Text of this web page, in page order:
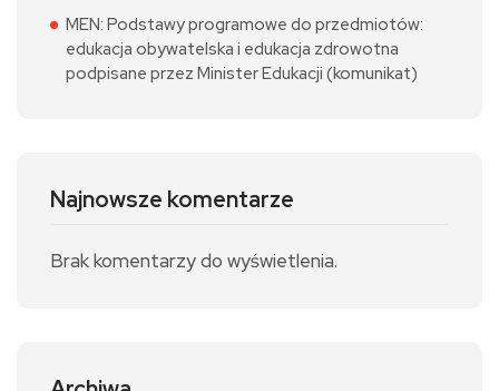
MEN: Podstawy programowe do przedmiotów:
edukacja obywatelska i edukacja zdrowotna
podpisane przez Minister Edukacji (komunikat)
Najnowsze komentarze
Brak komentarzy do wyświetlenia.